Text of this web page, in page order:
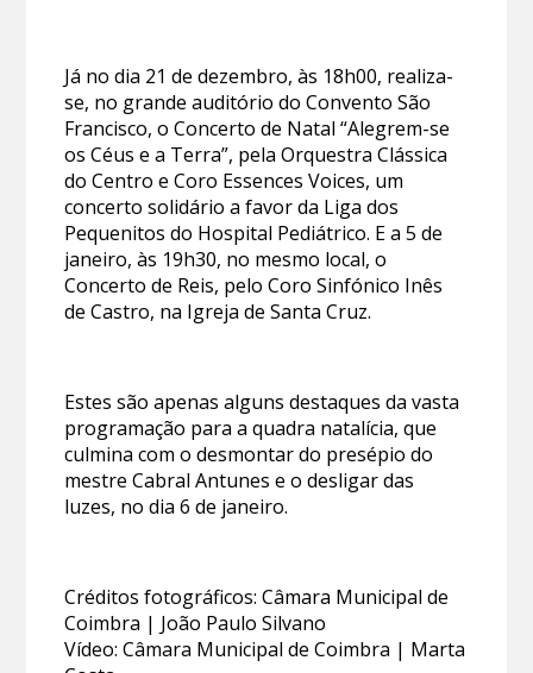
Já no dia 21 de dezembro, às 18h00, realiza-
se, no grande auditório do Convento São
Francisco, o Concerto de Natal “Alegrem-se
os Céus e a Terra”, pela Orquestra Clássica
do Centro e Coro Essences Voices, um
concerto solidário a favor da Liga dos
Pequenitos do Hospital Pediátrico. E a 5 de
janeiro, às 19h30, no mesmo local, o
Concerto de Reis, pelo Coro Sinfónico Inês
de Castro, na Igreja de Santa Cruz.
Estes são apenas alguns destaques da vasta
programação para a quadra natalícia, que
culmina com o desmontar do presépio do
mestre Cabral Antunes e o desligar das
luzes, no dia 6 de janeiro.
Créditos fotográficos: Câmara Municipal de
Coimbra | João Paulo Silvano
Vídeo: Câmara Municipal de Coimbra | Marta